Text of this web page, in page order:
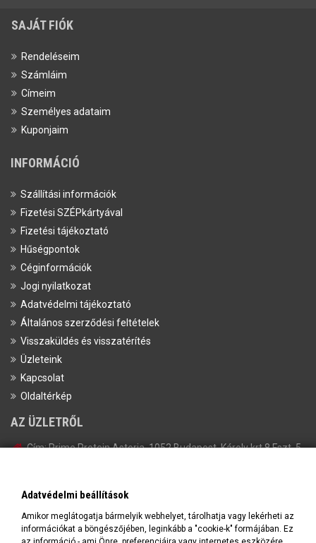
SAJÁT FIÓK
Rendeléseim
Számláim
Címeim
Személyes adataim
Kuponjaim
INFORMÁCIÓ
Szállítási információk
Fizetési SZÉPkártyával
Fizetési tájékoztató
Hűségpontok
Céginformációk
Jogi nyilatkozat
Adatvédelmi tájékoztató
Általános szerződési feltételek
Visszaküldés és visszatérítés
Üzleteink
Kapcsolat
Oldaltérkép
AZ ÜZLETRŐL
Cím:Prime Protein Astoria, 1052 Budapest, Károly krt 8 Fszt. 5.
Adatvédelmi beállítások
Amikor meglátogatja bármelyik webhelyet, tárolhatja vagy lekérheti az
információkat a böngészőjében, leginkább a "cookie-k" formájában. Ez